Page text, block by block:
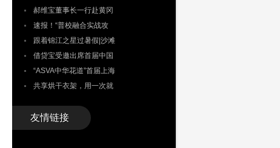
郝维宝董事长一行赴黄冈
速报！“普校融合实战攻
跟着锦江之星过暑假|沙滩
借贷宝受邀出席首届中国
“ASVA中华花道”首届上海
共享烘干衣架，用一次就
友情链接